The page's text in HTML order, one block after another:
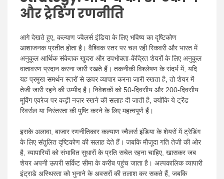
और ट्रेडिंग रणनीति
आगे देखते हुए, कल्याण ज्वैलर्स इंडिया के लिए भविष्य का दृष्टिकोण
आशाजनक प्रतीत होता है। वैश्विक स्तर पर चल रही रिकवरी और भारत में
अनुकूल आर्थिक संकेतक खुदरा और उपभोक्ता-केंद्रित शेयरों के लिए अनुकूल
वातावरण प्रदान करना जारी रखते हैं। तकनीकी विश्लेषण के संदर्भ में, यदि
यह प्रमुख समर्थन स्तरों से ऊपर व्यापार करना जारी रखता है, तो शेयर में
तेजी जारी रहने की उम्मीद है। निवेशकों को 50-दिवसीय और 200-दिवसीय
मूविंग एवरेज पर कड़ी नज़र रखने की सलाह दी जाती है, क्योंकि ये ट्रेंड
रिवर्सल या निरंतरता की पुष्टि करने के लिए महत्वपूर्ण हैं।
इसके अलावा, बाजार रणनीतिकार कल्याण ज्वैलर्स इंडिया के शेयरों में ट्रेडिंग
के लिए संतुलित दृष्टिकोण की सलाह देते हैं। जबकि मौजूदा गति तेजी की ओर
है, व्यापारियों को संभावित सुधारों के प्रति सचेत रहना चाहिए, खासकर जब
शेयर अपनी ऊपरी सर्किट सीमा के करीब पहुंच जाता है। अल्पकालिक व्यापारी
इंट्राडे अस्थिरता को भुनाने के अवसरों की तलाश कर सकते हैं, जबकि